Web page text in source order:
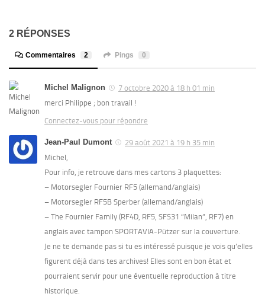
2 RÉPONSES
Commentaires 2 Pings 0
Michel Malignon
7 octobre 2020 à 18 h 01 min
merci Philippe ; bon travail !
Connectez-vous pour répondre
Jean-Paul Dumont
29 août 2021 à 19 h 35 min
Michel,
Pour info, je retrouve dans mes cartons 3 plaquettes:
– Motorsegler Fournier RF5 (allemand/anglais)
– Motorsegler RF5B Sperber (allemand/anglais)
– The Fournier Family (RF4D, RF5, SFS31 “Milan”, RF7) en
anglais avec tampon SPORTAVIA-Pützer sur la couverture.
Je ne te demande pas si tu es intéressé puisque je vois qu’elles
figurent déjà dans tes archives! Elles sont en bon état et
pourraient servir pour une éventuelle reproduction à titre
historique.